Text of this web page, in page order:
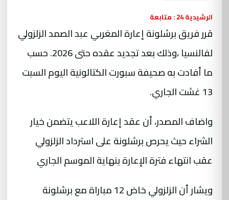
الرشيدية 24 : متابعة
قرر فريق برشلونة إعارة المغربي عبد الصمد الزلزولي
لفالنسيا ،وذلك بعد تجديد عقده حتى 2026. حسب
ما أفادت به صحيفة سبورت الكتالونية اليوم السبت
13 غشت الجاري.
واضاف المصدر، أن عقد إعارة اللاعب يتضمن خيار
الشراء حيث يحرص برشلونة على استرداد الزلزولي
عقب انتهاء فترة الإعارة بنهاية الموسم الجاري
ويشار أن الزلزولي خاض 12 مباراة مع برشلونة